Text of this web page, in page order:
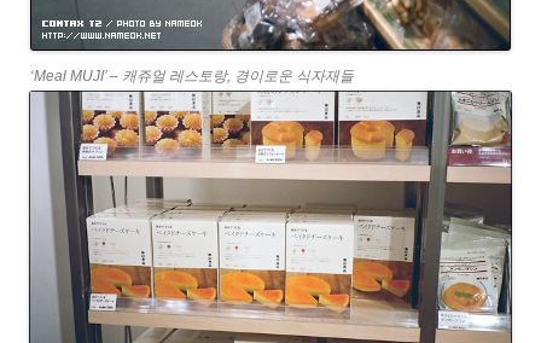
‘Meal MUJI’ – 캐쥬얼 레스토랑, 경이로운 식자재들